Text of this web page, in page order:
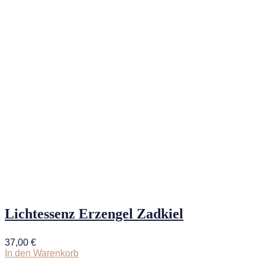
Lichtessenz Erzengel Zadkiel
37,00 €
In den Warenkorb